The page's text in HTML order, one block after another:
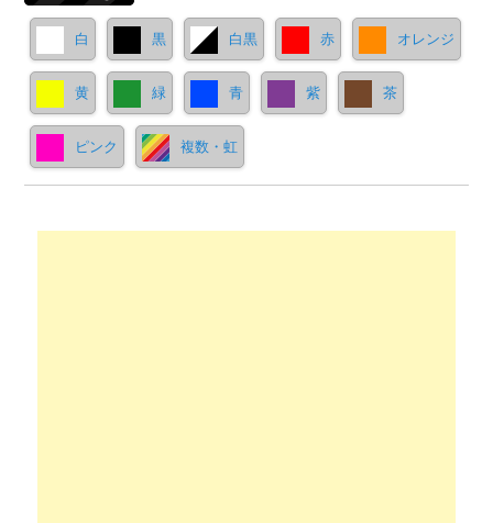
白 黒 白黒 赤 オレンジ
黄 緑 青 紫 茶
ピンク 複数・虹